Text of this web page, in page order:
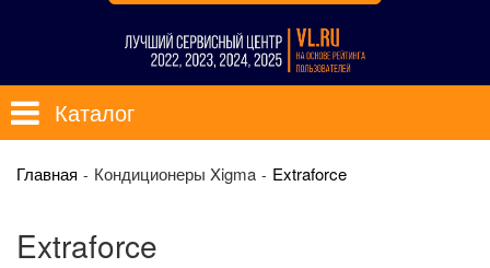
Каталог
Главная Кондиционеры Xigma Extraforce
Extraforce